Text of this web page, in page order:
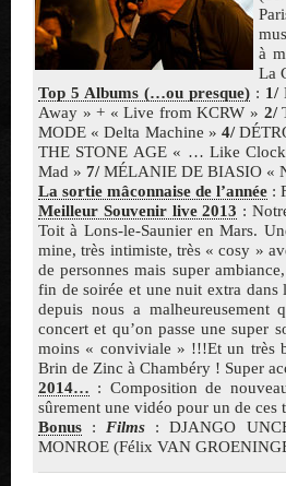
à
La
Top 5 Albums (…ou presque) : 1/
Away » + « Live from KCRW » 2/
MODE « Delta Machine » 4/
THE STONE AGE « … Like
Mad » 7/MÉLANIE DE BIASIO «
La sortie mâconnaise de l’année :
Meilleur Souvenir live 2013 :
Toit à Lons-le-Saunier en Mars.
mine, très intimiste, très « cosy »
de personnes mais super
fin de soirée et une nuit extra
depuis nous a
concert et qu’on passe une super
moins « conviviale » !!!Et un très
Brin de Zinc à Chambéry ! Super
2014… : Composition de
sûrement une vidéo pour un de
Bonus : Films : DJANGO
MONROE (Félix VAN